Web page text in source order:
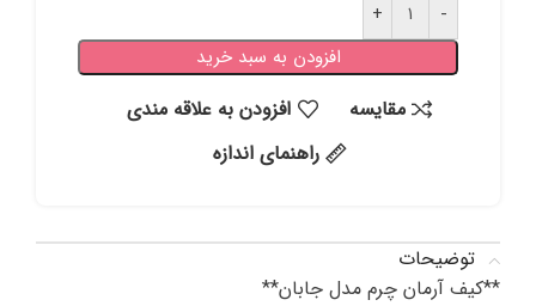
افزودن به سبد خرید
مقايسه
افزودن به علاقه مندی
راهنمای اندازه
توضیحات
**کیف آرمان چرم مدل جابان**